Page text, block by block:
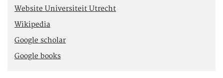
Website Universiteit Utrecht
Wikipedia
Google scholar
Google books